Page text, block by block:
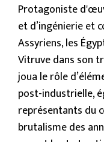
Protagoniste
et d’ingénierie et
Assyriens, les
Vitruve dans son
joua le rôle
post-industrielle,
représentants du
brutalisme des